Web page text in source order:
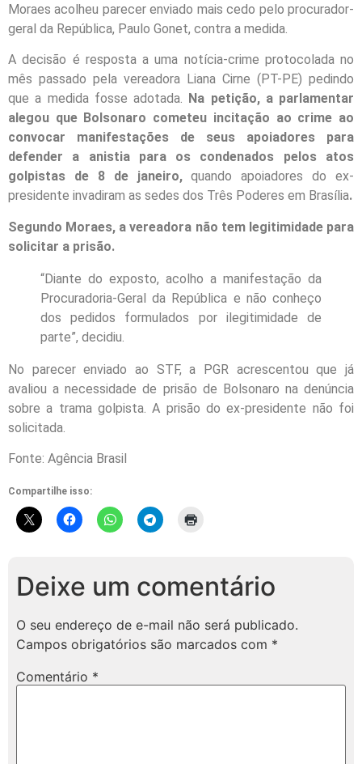
Moraes acolheu parecer enviado mais cedo pelo procurador-
geral da República, Paulo Gonet, contra a medida.
A decisão é resposta a uma notícia-crime protocolada no
mês passado pela vereadora Liana Cirne (PT-PE) pedindo
que a medida fosse adotada. Na petição, a parlamentar
alegou que Bolsonaro cometeu incitação ao crime ao
convocar manifestações de seus apoiadores para
defender a anistia para os condenados pelos atos
golpistas de 8 de janeiro,quando apoiadores do ex-
presidente invadiram as sedes dos Três Poderes em Brasília.
Segundo Moraes, a vereadora não tem legitimidade para
solicitar a prisão.
“Diante do exposto, acolho a manifestação da
Procuradoria-Geral da República e não conheço
dos pedidos formulados por ilegitimidade de
parte”, decidiu.
No parecer enviado ao STF, a PGR acrescentou que já
avaliou a necessidade de prisão de Bolsonaro na denúncia
sobre a trama golpista. A prisão do ex-presidente não foi
solicitada.
Fonte: Agência Brasil
Compartilhe isso:
Deixe um comentário
O seu endereço de e-mail não será publicado.
Campos obrigatórios são marcados com *
Comentário *